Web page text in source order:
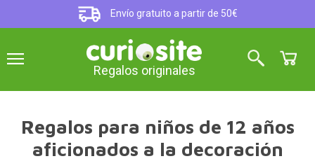
Envío gratuito a partir de 50€
Regalos originales
Regalos para niños de 12 años
aficionados a la decoración